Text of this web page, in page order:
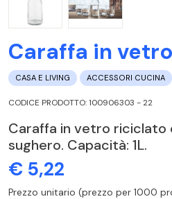
Caraffa in
CASA E LIVING ACCESSORI CUCINA
CODICE PRODOTTO: 100906303 - 22
Caraffa in vetro riciclato
sughero. Capacità: 1L.
€ 5,22
Prezzo unitario (prezzo per 1000